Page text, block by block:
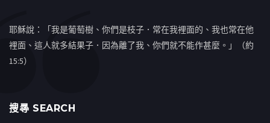
耶穌說：「我是葡萄樹、你們是枝子．常在我裡面的、我也常在他
裡面、這人就多結果子．因為離了我、你們就不能作甚麼。」（約
15:5）
搜㝷 SEARCH